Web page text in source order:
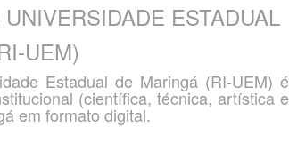
ESTADUAL
UEM)
Estadual de Maringá (RI-UEM) é
(científica, técnica, artística e
em formato digital.